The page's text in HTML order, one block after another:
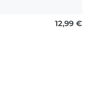
12,99 €